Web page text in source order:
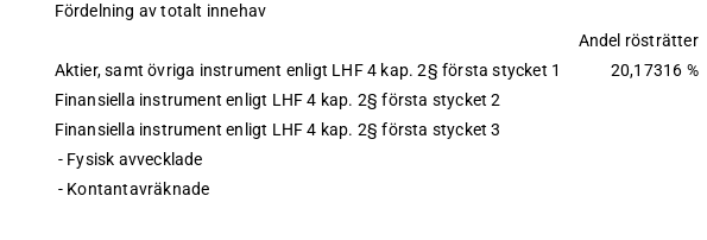
Fördelning av totalt innehav
Andel rösträtter
Aktier, samt övriga instrument enligt LHF 4 kap. 2§ första stycket 1
20,17316 %
Finansiella instrument enligt LHF 4 kap. 2§ första stycket 2
Finansiella instrument enligt LHF 4 kap. 2§ första stycket 3
- Fysisk avvecklade
- Kontantavräknade